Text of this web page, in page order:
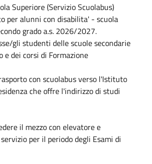
Superiore (Servizio Scuolabus)
per alunni con disabilita' - scuola
grado a.s. 2026/2027.
gli studenti delle scuole secondarie
e dei corsi di Formazione
con scuolabus verso l'Istituto
che offre l'indirizzo di studi
il mezzo con elevatore e
per il periodo degli Esami di